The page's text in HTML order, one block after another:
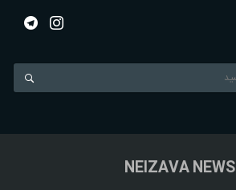
NEIZAVA NEWS